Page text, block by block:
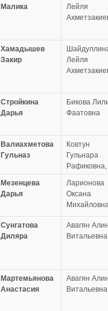
Малика
Лейля
Хамадышев
Закир
Лейля
Стройкина
Дарья
Бикова
Фаатовна
Валиахметова
Гульназ
Ковтун
Гульнара
Рафиковна,
Мезенцева
Дарья
Ларионова
Оксана
Сунгатова
Диляра
Авагян
Витальевна
Мартемьянова
Анастасия
Авагян
Витальевна